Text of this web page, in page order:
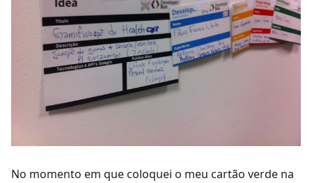
No momento em que coloquei o meu cartão verde na